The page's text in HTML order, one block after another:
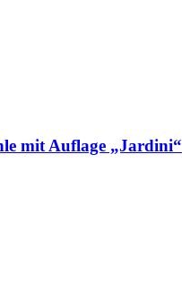
mit Auflage „Jardini“